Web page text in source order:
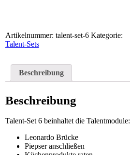
Artikelnummer: talent-set-6 Kategorie:
Talent-Sets
Beschreibung
Beschreibung
Talent-Set 6 beinhaltet die Talentmodule:
Leonardo Brücke
Piepser anschließen